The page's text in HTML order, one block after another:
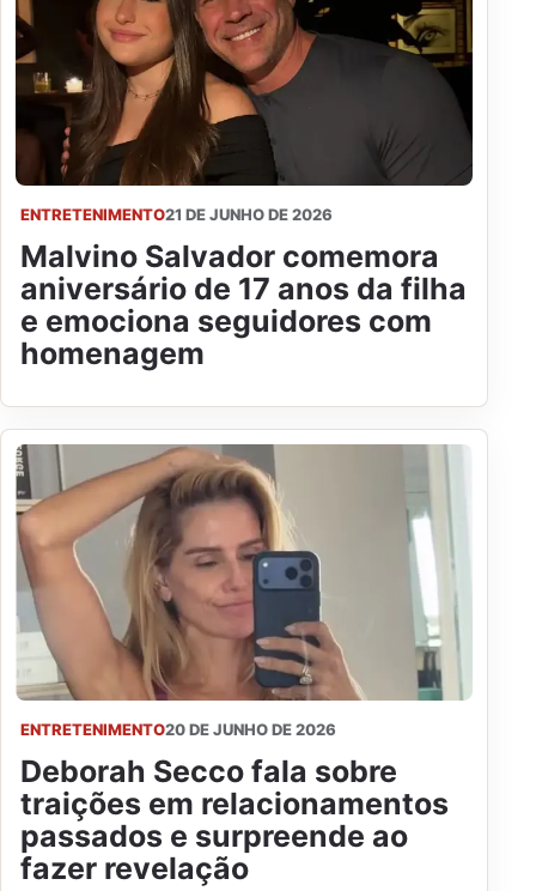
ENTRETENIMENTO21 DE JUNHO DE 2026
Malvino Salvador comemora
aniversário de 17 anos da filha
e emociona seguidores com
homenagem
ENTRETENIMENTO20 DE JUNHO DE 2026
Deborah Secco fala sobre
traições em relacionamentos
passados e surpreende ao
fazer revelação